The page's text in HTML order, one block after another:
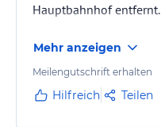
Hauptbahnhof entfernt.
Mehr anzeigen
Meilengutschrift erhalten
Hilfreich Teilen